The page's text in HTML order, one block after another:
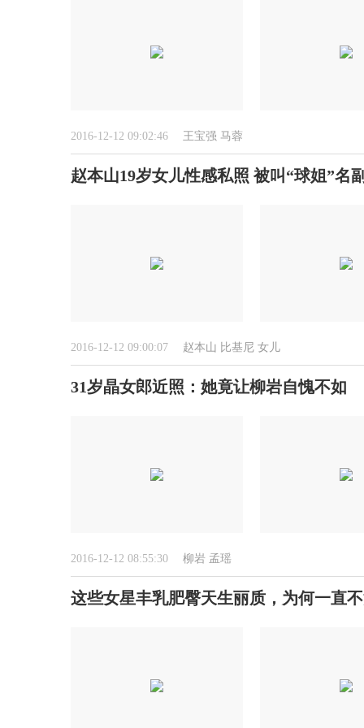
2016-12-12 09:02:46 王宝强 马蓉
赵本山19岁女儿性感私照 被叫“球姐”名
2016-12-12 09:00:07 赵本山 比基尼 女儿
31岁晶女郎近照：她竟让柳岩自愧不如
2016-12-12 08:55:30 柳岩 孟瑶
这些女星丰乳肥臀天生丽质，为何一直